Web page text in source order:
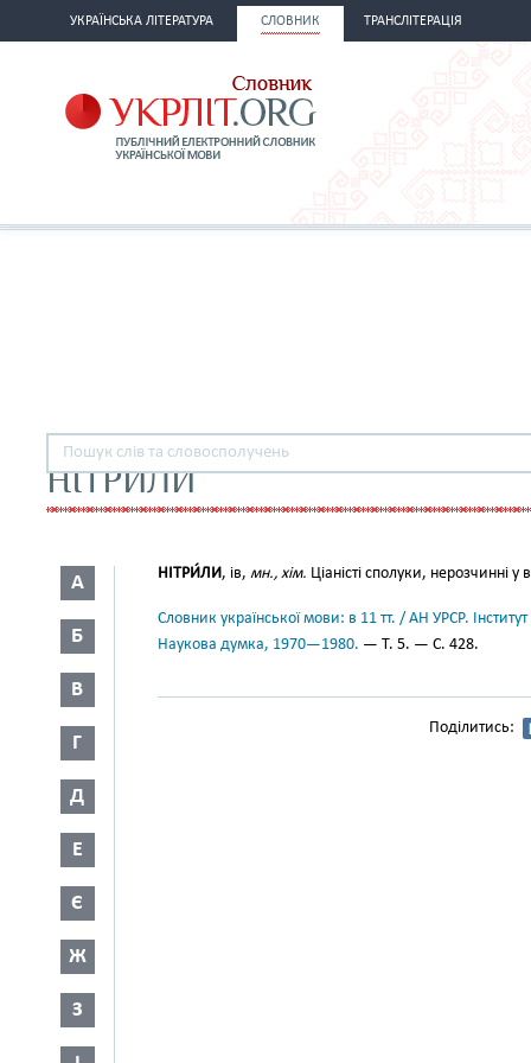
УКРАЇНСЬКА ЛІТЕРАТУРА СЛОВНИК ТРАНСЛІТЕРАЦІЯ
НІТРИЛИ
А
Б
В
Г
Д
Е
Є
Ж
З
НІТРИ́ЛИ, ів, мн., хім. Ціаністі сполуки, нерозчинні у
Словник української мови: в 11 тт. / АН УРСР.
Наукова думка, 1970—1980. — Т. 5. — С. 428.
Поділитись: